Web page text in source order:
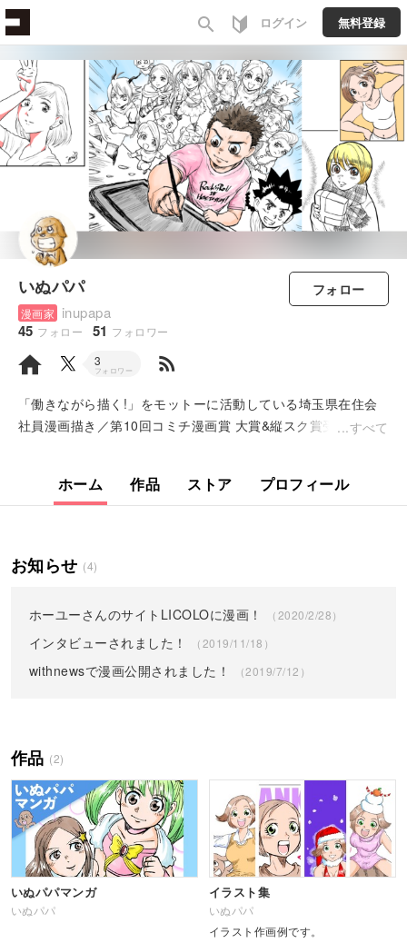
search ログイン 無料登録
いぬパパ
漫画家 inupapa
45 フォロー 51 フォロワー
フォロー
3
フォロワー rss_feed
「働きながら描く!」をモットーに活動している埼玉県在住会
社員漫画描き／第10回コミチ漫画賞 大賞&縦スク賞受賞／ウサ
すべて
ホーム 作品 ストア プロフィール
お知らせ (4)
ホーユーさんのサイトLICOLOに漫画！ （2020/2/28）
インタビューされました！ （2019/11/18）
withnewsで漫画公開されました！ （2019/7/12）
作品 (2)
いぬパパマンガ
いぬパパ
イラスト集
いぬパパ
イラスト作画例です。